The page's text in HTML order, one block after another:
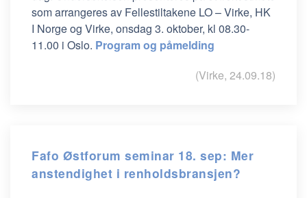
som arrangeres av Fellestiltakene LO – Virke, HK
I Norge og Virke, onsdag 3. oktober, kl 08.30-
11.00 i Oslo. Program og påmelding
(Virke, 24.09.18)
Fafo Østforum seminar 18. sep: Mer
anstendighet i renholdsbransjen?